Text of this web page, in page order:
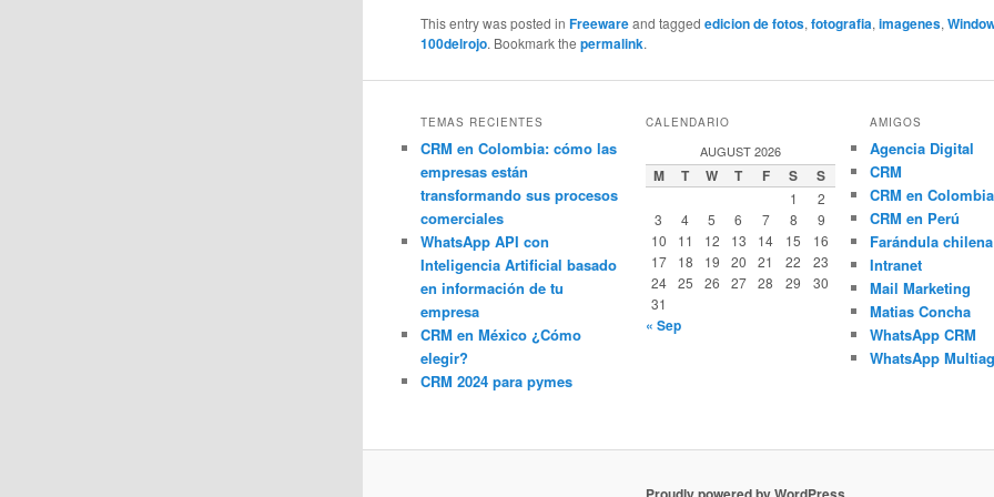
This entry was posted inFreewareand taggededicion de fotos,fotografia,imagenes,
100delrojo. Bookmark thepermalink.
TEMAS RECIENTES
CRM en Colombia: cómo las
empresas están
transformando sus procesos
comerciales
WhatsApp API con
Inteligencia Artificial basado
en información de tu
empresa
CRM en México ¿Cómo
elegir?
CRM 2024 para pymes
CALENDARIO
AUGUST 2026
M T W T F S S
1
2
3
4 5 6 7 8
9
10
11 12 13 14 15
16
17
18 19 20 21 22
23
24
25 26 27 28 29
30
31
« Sep
AMIGOS
Agencia Digital
CRM
CRM en Colombia
CRM en Perú
Farándula chilena
Intranet
Mail Marketing
Matias Concha
WhatsApp CRM
WhatsApp